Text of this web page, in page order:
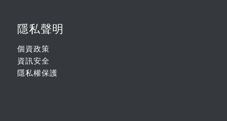
隱私聲明
個資政策
資訊安全
隱私權保護